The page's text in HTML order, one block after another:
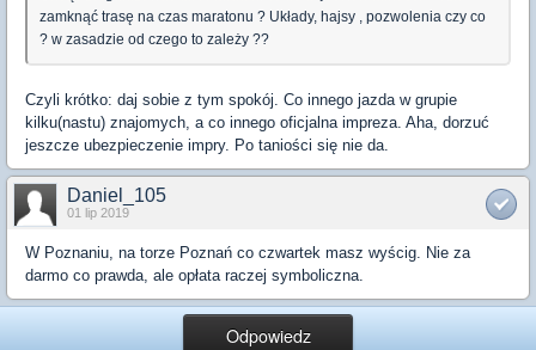
zamknąć trasę na czas maratonu ? Układy, hajsy , pozwolenia czy co
? w zasadzie od czego to zależy ??
Czyli krótko: daj sobie z tym spokój. Co innego jazda w grupie
kilku(nastu) znajomych, a co innego oficjalna impreza. Aha, dorzuć
jeszcze ubezpieczenie impry. Po taniości się nie da.
Daniel_105
01 lip 2019
W Poznaniu, na torze Poznań co czwartek masz wyścig. Nie za
darmo co prawda, ale opłata raczej symboliczna.
Odpowiedz